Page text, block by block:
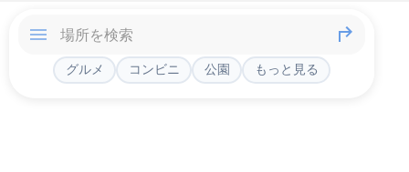
グルメ コンビニ 公園 もっと見る